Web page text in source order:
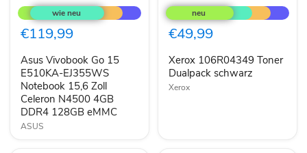
Vivobook
Go
15
E510KA-
Notebook
15,6
Zoll
Celeron
N4500
4GB
DDR4
€119,99
Asus Vivobook Go 15
E510KA-EJ355WS
Notebook 15,6 Zoll
Celeron N4500 4GB
DDR4 128GB eMMC
ASUS
106R04349
Toner
Dualpack
schwarz
€49,99
Xerox 106R04349 Toner
Dualpack schwarz
Xerox